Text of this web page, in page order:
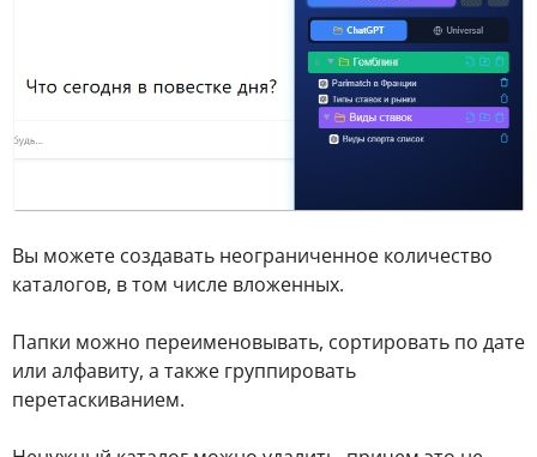
Вы можете создавать неограниченное количество
каталогов, в том числе вложенных.
Папки можно переименовывать, сортировать по дате
или алфавиту, а также группировать
перетаскиванием.